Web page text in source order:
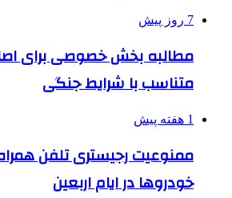
7 روز پیش
مطالبه بخش خصوصی برای
متناسب با شرایط جنگی
1 هفته پیش
ممنوعیت رجیستری تلفن
خودروها در ایام اربعین